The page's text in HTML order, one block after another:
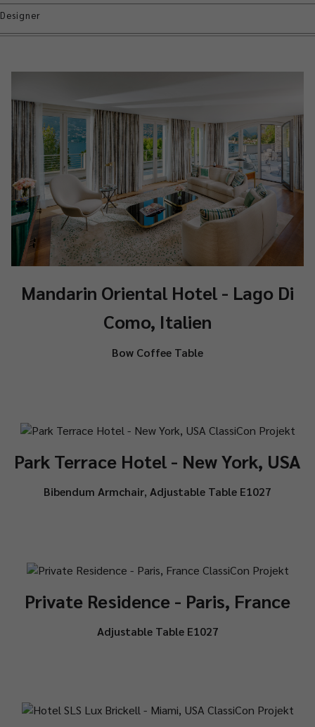
Designer
Mandarin Oriental Hotel - Lago Di
Como, Italien
Bow Coffee Table
Park Terrace Hotel - New York, USA
Bibendum Armchair, Adjustable Table E1027
Private Residence - Paris, France
Adjustable Table E1027